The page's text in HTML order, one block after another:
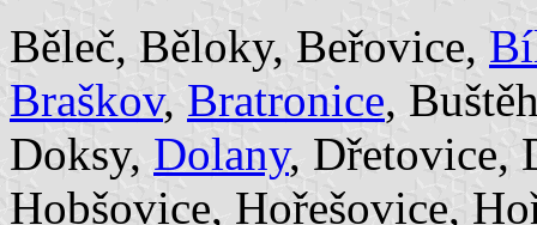
Běleč, Běloky, Beřovice,
Braškov, Bratronice,
Doksy, Dolany, Dřetovice,
Hobšovice, Hořešovice,